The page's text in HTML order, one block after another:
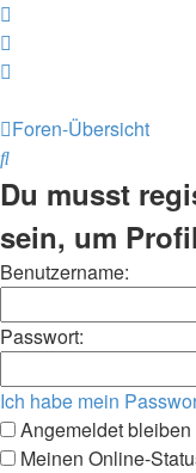
Foren-Übersicht
Suche
Du musst
sein, um
Benutzername:
Passwort:
Ich habe mein
Angemeldet bleiben
Meinen Online-